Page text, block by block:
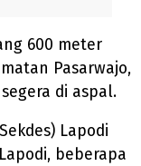
600 meter
Pasarwajo,
di aspal.
Lapodi
beberapa